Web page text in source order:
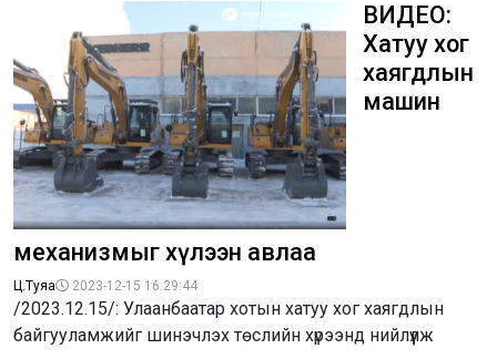
ВИДЕО:
Хатуу хог
хаягдлын
машин
механизмыг хүлээн авлаа
Ц.Туяа 2023-12-15 16:29:44
/2023.12.15/: Улаанбаатар хотын хатуу хог хаягдлын
байгууламжийг шинэчлэх төслийн хүрээнд нийлүүлж